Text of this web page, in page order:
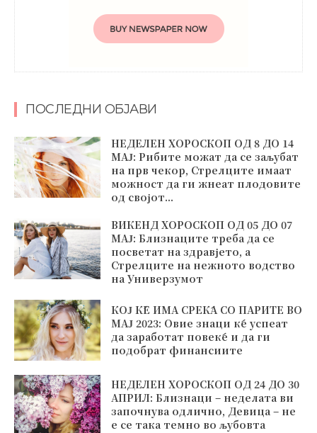
ПОСЛЕДНИ ОБЈАВИ
НЕДЕЛЕН ХОРОСКОП ОД 8 ДО 14
МАЈ: Рибите можат да се заљубат
на прв чекор, Стрелците имаат
можност да ги жнеат плодовите
од својот...
ВИКЕНД ХОРОСКОП ОД 05 ДО 07
МАЈ: Близнаците треба да се
посветат на здравјето, а
Стрелците на нежното водство
на Универзумот
КОЈ ЌЕ ИМА СРЕЌА СО ПАРИТЕ ВО
МАЈ 2023: Овие знаци ќе успеат
да заработат повеќе и да ги
подобрат финансиите
НЕДЕЛЕН ХОРОСКОП ОД 24 ДО 30
АПРИЛ: Близнаци – неделата ви
започнува одлично, Девица – не
е се така темно во љубовта